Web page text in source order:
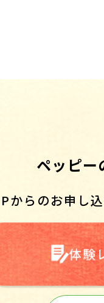
ペッピー
からのお申し
体験